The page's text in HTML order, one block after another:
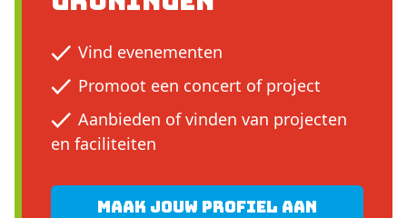
Vind evenementen
Promoot een concert of project
Aanbieden of vinden van projecten
en faciliteiten
Maak jouw profiel aan